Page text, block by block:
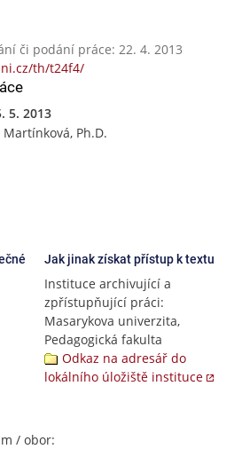
či podání práce: 22. 4. 2013
th/t24f4/
5. 2013
Ph.D.
Jak jinak získat přístup k textu
Instituce archivující a
zpřístupňující práci:
Masarykova univerzita,
Pedagogická fakulta
Odkaz na adresář do
lokálního úložiště instituce
/ obor: